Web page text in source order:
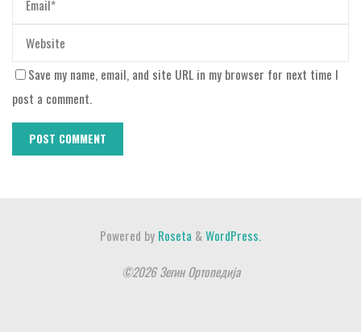
Save my name, email, and site URL in my browser for next time I
post a comment.
Powered by Roseta &WordPress.
©2026 Зегин Ортопедија